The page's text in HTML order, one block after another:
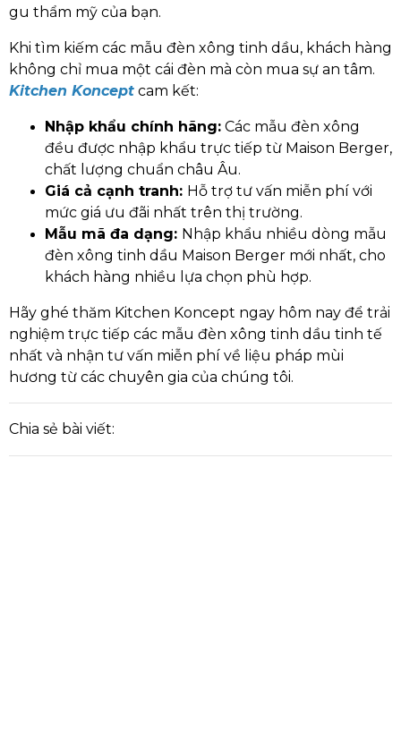
gu thẩm mỹ của bạn.
Khi tìm kiếm các mẫu đèn xông tinh dầu, khách hàng
không chỉ mua một cái đèn mà còn mua sự an tâm.
Kitchen Koncept cam kết:
Nhập khẩu chính hãng: Các mẫu đèn xông
đều được nhập khẩu trực tiếp từ Maison Berger,
chất lượng chuẩn châu Âu.
Giá cả cạnh tranh: Hỗ trợ tư vấn miễn phí với
mức giá ưu đãi nhất trên thị trường.
Mẫu mã đa dạng: Nhập khẩu nhiều dòng mẫu
đèn xông tinh dầu Maison Berger mới nhất, cho
khách hàng nhiều lựa chọn phù hợp.
Hãy ghé thăm Kitchen Koncept ngay hôm nay để trải
nghiệm trực tiếp các mẫu đèn xông tinh dầu tinh tế
nhất và nhận tư vấn miễn phí về liệu pháp mùi
hương từ các chuyên gia của chúng tôi.
Chia sẻ bài viết: